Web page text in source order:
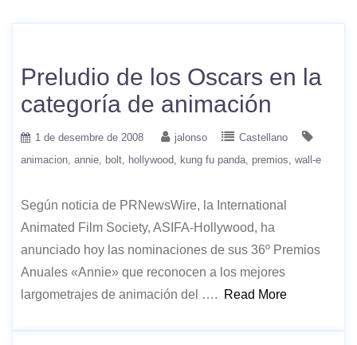
Preludio de los Oscars en la
categoría de animación
1 de desembre de 2008 jalonso
Castellano
animacion annie bolt hollywood kung fu panda premios wall-e
Según noticia de PRNewsWire, la International
Animated Film Society, ASIFA-Hollywood, ha
anunciado hoy las nominaciones de sus 36º Premios
Anuales «Annie» que reconocen a los mejores
largometrajes de animación del ….
Read More